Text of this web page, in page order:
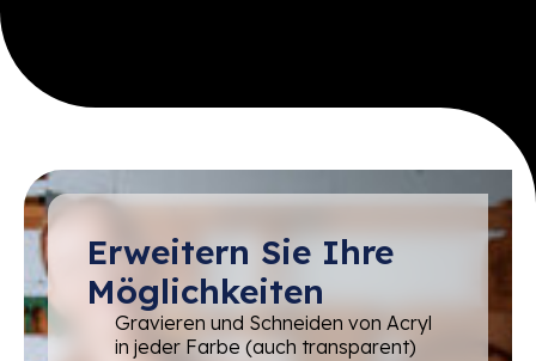
Erweitern Sie Ihre
Möglichkeiten
Gravieren und Schneiden von Acryl
in jeder Farbe (auch transparent)